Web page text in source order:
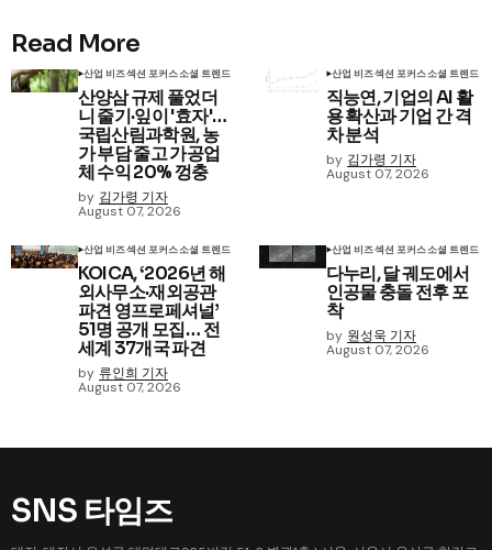
Read More
산업 비즈섹션 포커스소셜 트렌드
산양삼 규제 풀었더
니 줄기·잎이 '효자'…
국립산림과학원, 농
가 부담 줄고 가공업
체 수익 20% 껑충
by 김가령 기자
August 07, 2026
산업 비즈섹션 포커스소셜 트렌드
직능연, 기업의 AI 활
용 확산과 기업 간 격
차 분석
by 김가령 기자
August 07, 2026
산업 비즈섹션 포커스소셜 트렌드
KOICA, ‘2026년 해
외사무소·재외공관
파견 영프로페셔널’
51명 공개 모집… 전
세계 37개국 파견
by 류인희 기자
August 07, 2026
산업 비즈섹션 포커스소셜 트렌드
다누리, 달 궤도에서
인공물 충돌 전후 포
착
by 원성욱 기자
August 07, 2026
SNS 타임즈